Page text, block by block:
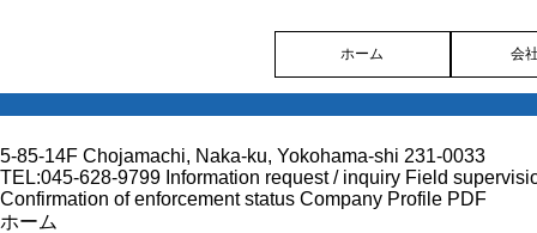
ホーム 会
5-85-14F Chojamachi, Naka-ku, Yokohama-shi 231-0033
TEL:045-628-9799 Information request / inquiry Field
Confirmation of enforcement status Company Profile PDF
ホーム